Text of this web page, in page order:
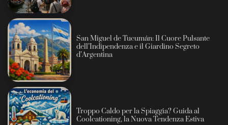
San Miguel de Tucumán: Il Cuore Pulsante
dell’Indipendenza e il Giardino Segreto
d’Argentina
Troppo Caldo per la Spiaggia? Guida al
Coolcationing, la Nuova Tendenza Estiva